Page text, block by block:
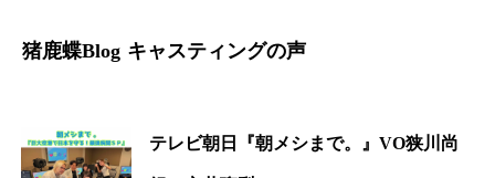
猪鹿蝶Blog キャスティングの声
テレビ朝日『朝メシまで。』VO狭川尚